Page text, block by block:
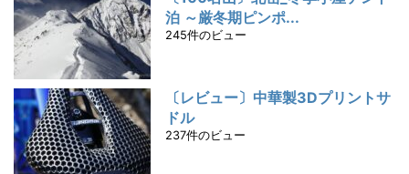
泊 ～厳冬期ピンポ...
245件のビュー
〔レビュー〕中華製3Dプリントサ
ドル
237件のビュー